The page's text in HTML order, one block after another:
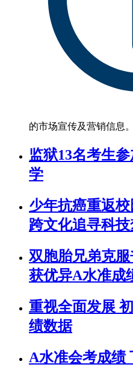
的市场宣传及营销信息。
监狱13名考生
学
少年抗癌重返
跨文化追寻科技
双胞胎兄弟克
获优异A水准成
重视全面发展
绩数据
A水准会考成绩